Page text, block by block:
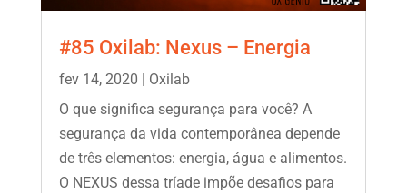
#85 Oxilab: Nexus – Energia
fev 14, 2020
Oxilab
O que significa segurança para você? A
segurança da vida contemporânea depende
de três elementos: energia, água e alimentos.
O NEXUS dessa tríade impõe desafios para